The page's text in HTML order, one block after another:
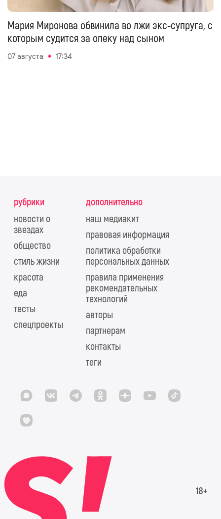
Мария Миронова обвинила во лжи экс‑супруга, с
которым судится за опеку над сыном
07 августа 17:34
рубрики
новости о
звездах
общество
стиль жизни
красота
еда
тесты
спецпроекты
дополнительно
наш медиакит
правовая информация
политика обработки
персональных данных
правила применения
рекомендательных
технологий
авторы
партнерам
контакты
теги